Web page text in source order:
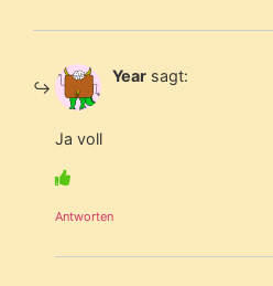
Year sagt:
Ja voll
Antworten